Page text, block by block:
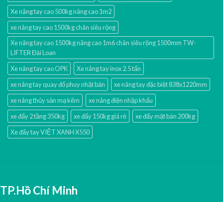
Xe nâng tay cao 500kg nâng cao 1m2
xe nâng tay cao 1500kg chân siêu rộng
Xe nâng tay cao 1500kg nâng cao 1m6 chân siêu rộng 1500mm TW-
LIFTER Đài Loan
Xe nâng tay cao OPK
Xe nâng tay inox 2.5 tấn
xe nâng tay quay đổ phuy nhật bản
xe nâng tay đặc biệt 838x1220mm
xe nâng thủy sản mạ kẽm
xe nâng điện nhập khấu
xe đẩy 2 tầng 350kg
xe đẩy 150kg giá rẻ
xe đẩy mặt bàn 200kg
Xe đẩy tay VIỆT XANH X550
TP.Hồ Chí Minh